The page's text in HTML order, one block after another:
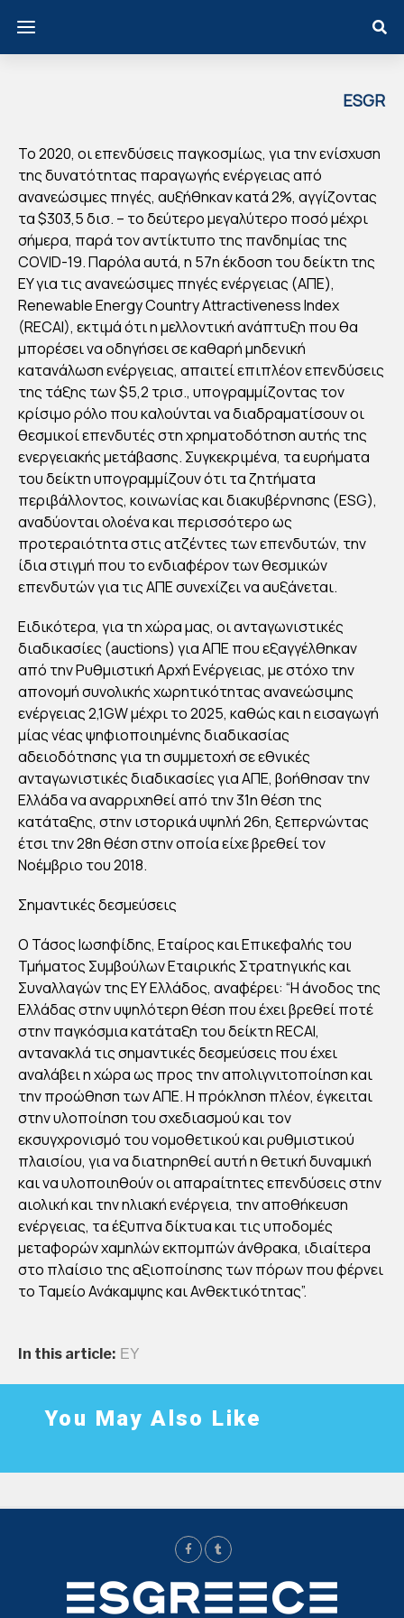
ESGR
ΑΠ
Η
ΕΛ
ΛΑ
ΔΑ
ΗΝ
Η
ΘΕ
ΣΗ
ΤΟ
ΔΕΙ
Η
Σ
EY
By
Publish
ed
Το 2020, οι επενδύσεις παγκοσμίως, για την ενίσχυση
της δυνατότητας παραγωγής ενέργειας από
ανανεώσιμες πηγές, αυξήθηκαν κατά 2%, αγγίζοντας
τα $303,5 δισ. – το δεύτερο μεγαλύτερο ποσό μέχρι
σήμερα, παρά τον αντίκτυπο της πανδημίας της
COVID-19. Παρόλα αυτά, η 57η έκδοση του δείκτη της
EY για τις ανανεώσιμες πηγές ενέργειας (ΑΠΕ),
Renewable Energy Country Attractiveness Index
(RECAI), εκτιμά ότι η μελλοντική ανάπτυξη που θα
μπορέσει να οδηγήσει σε καθαρή μηδενική
κατανάλωση ενέργειας, απαιτεί επιπλέον επενδύσεις
της τάξης των $5,2 τρισ., υπογραμμίζοντας τον
κρίσιμο ρόλο που καλούνται να διαδραματίσουν οι
θεσμικοί επενδυτές στη χρηματοδότηση αυτής της
ενεργειακής μετάβασης. Συγκεκριμένα, τα ευρήματα
του δείκτη υπογραμμίζουν ότι τα ζητήματα
περιβάλλοντος, κοινωνίας και διακυβέρνησης (ESG),
αναδύονται ολοένα και περισσότερο ως
προτεραιότητα στις ατζέντες των επενδυτών, την
ίδια στιγμή που το ενδιαφέρον των θεσμικών
επενδυτών για τις ΑΠΕ συνεχίζει να αυξάνεται.
Ειδικότερα, για τη χώρα μας, οι ανταγωνιστικές
διαδικασίες (auctions) για ΑΠΕ που εξαγγέλθηκαν
από την Ρυθμιστική Αρχή Ενέργειας, με στόχο την
απονομή συνολικής χωρητικότητας ανανεώσιμης
ενέργειας 2,1GW μέχρι το 2025, καθώς και η εισαγωγή
μίας νέας ψηφιοποιημένης διαδικασίας
αδειοδότησης για τη συμμετοχή σε εθνικές
ανταγωνιστικές διαδικασίες για ΑΠΕ, βοήθησαν την
Ελλάδα να αναρριχηθεί από την 31η θέση της
κατάταξης, στην ιστορικά υψηλή 26η, ξεπερνώντας
έτσι την 28η θέση στην οποία είχε βρεθεί τον
Νοέμβριο του 2018.
Σημαντικές δεσμεύσεις
Ο Τάσος Ιωσηφίδης, Εταίρος και Επικεφαλής του
Τμήματος Συμβούλων Εταιρικής Στρατηγικής και
Συναλλαγών της ΕΥ Ελλάδος, αναφέρει: “Η άνοδος της
Ελλάδας στην υψηλότερη θέση που έχει βρεθεί ποτέ
στην παγκόσμια κατάταξη του δείκτη RECAI,
αντανακλά τις σημαντικές δεσμεύσεις που έχει
αναλάβει η χώρα ως προς την απολιγνιτοποίηση και
την προώθηση των ΑΠΕ. Η πρόκληση πλέον, έγκειται
στην υλοποίηση του σχεδιασμού και τον
εκσυγχρονισμό του νομοθετικού και ρυθμιστικού
πλαισίου, για να διατηρηθεί αυτή η θετική δυναμική
και να υλοποιηθούν οι απαραίτητες επενδύσεις στην
αιολική και την ηλιακή ενέργεια, την αποθήκευση
ενέργειας, τα έξυπνα δίκτυα και τις υποδομές
μεταφορών χαμηλών εκπομπών άνθρακα, ιδιαίτερα
στο πλαίσιο της αξιοποίησης των πόρων που φέρνει
το Ταμείο Ανάκαμψης και Ανθεκτικότητας”.
In this article: ΕΥ
You May Also Like